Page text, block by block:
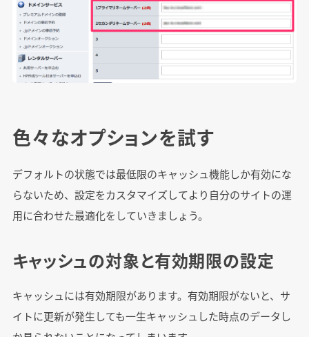
色々なオプションを試す
デフォルトの状態では最低限のキャッシュ機能しか有効にな
らないため、設定をカスタマイズしてより自分のサイトの運
用に合わせた最適化をしていきましょう。
キャッシュの対象と有効期限の設定
キャッシュには有効期限があります。有効期限がないと、サ
イトに更新が発生しても一生キャッシュした時点のデータし